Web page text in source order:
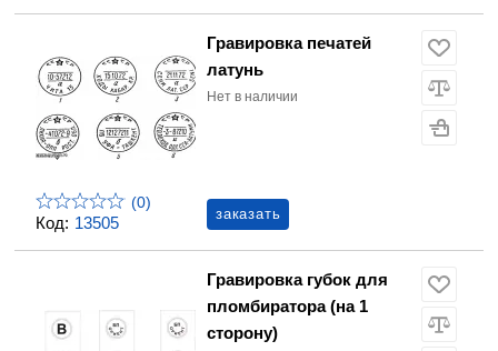
Код: 13505
(0)
Гравировка печатей
латунь
Нет в наличии
заказать
Гравировка губок для
пломбиратора (на 1
сторону)